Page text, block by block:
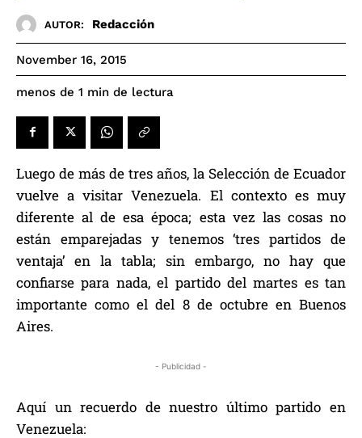
AUTOR: Redacción
November 16, 2015
menos de 1 min de lectura
Luego de más de tres años, la Selección de Ecuador
vuelve a visitar Venezuela. El contexto es muy
diferente al de esa época; esta vez las cosas no
están emparejadas y tenemos ‘tres partidos de
ventaja’ en la tabla; sin embargo, no hay que
confiarse para nada, el partido del martes es tan
importante como el del 8 de octubre en Buenos
Aires.
- Publicidad -
Aquí un recuerdo de nuestro último partido en
Venezuela: